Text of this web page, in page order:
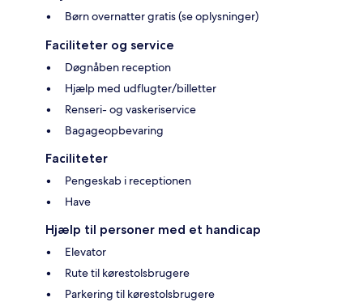
Børn overnatter gratis (se oplysninger)
Faciliteter og service
Døgnåben reception
Hjælp med udflugter/billetter
Renseri- og vaskeriservice
Bagageopbevaring
Faciliteter
Pengeskab i receptionen
Have
Hjælp til personer med et handicap
Elevator
Rute til kørestolsbrugere
Parkering til kørestolsbrugere